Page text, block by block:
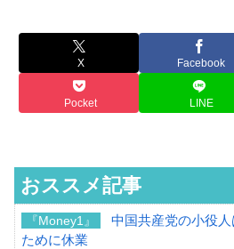
X Facebook
Pocket LINE
おススメ記事
『Money1』
中国共産党の小役
ために休業